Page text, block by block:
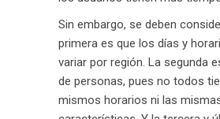
Sin embargo, se deben
primera es que los días y
variar por región. La segunda
de personas, pues no todos
mismos horarios ni las